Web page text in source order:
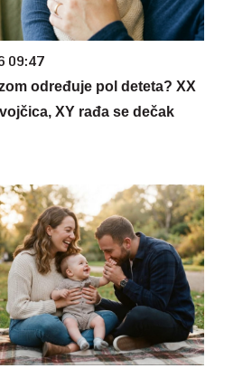
09:47
određuje pol deteta? XX
XY rađa se dečak